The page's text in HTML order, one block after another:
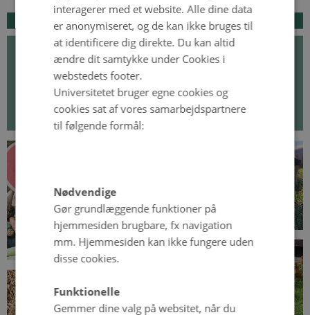
interagerer med et website. Alle dine data
er anonymiseret, og de kan ikke bruges til
at identificere dig direkte. Du kan altid
ændre dit samtykke under Cookies i
webstedets footer.
Universitetet bruger egne cookies og
cookies sat af vores samarbejdspartnere
til følgende formål:
Nødvendige
Gør grundlæggende funktioner på
hjemmesiden brugbare, fx navigation
mm. Hjemmesiden kan ikke fungere uden
disse cookies.
Funktionelle
Gemmer dine valg på websitet, når du